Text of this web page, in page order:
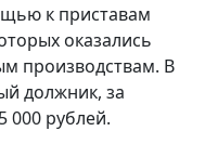
к приставам
оказались
производствам. В
должник, за
000 рублей.